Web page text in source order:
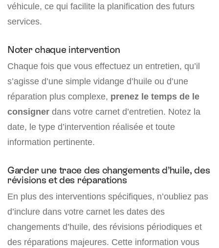
véhicule, ce qui facilite la planification des futurs
services.
Noter chaque intervention
Chaque fois que vous effectuez un entretien, qu’il
s’agisse d’une simple vidange d’huile ou d’une
réparation plus complexe, prenez le temps de le
consigner dans votre carnet d’entretien. Notez la
date, le type d’intervention réalisée et toute
information pertinente.
Garder une trace des changements d’huile, des
révisions et des réparations
En plus des interventions spécifiques, n’oubliez pas
d’inclure dans votre carnet les dates des
changements d’huile, des révisions périodiques et
des réparations majeures. Cette information vous